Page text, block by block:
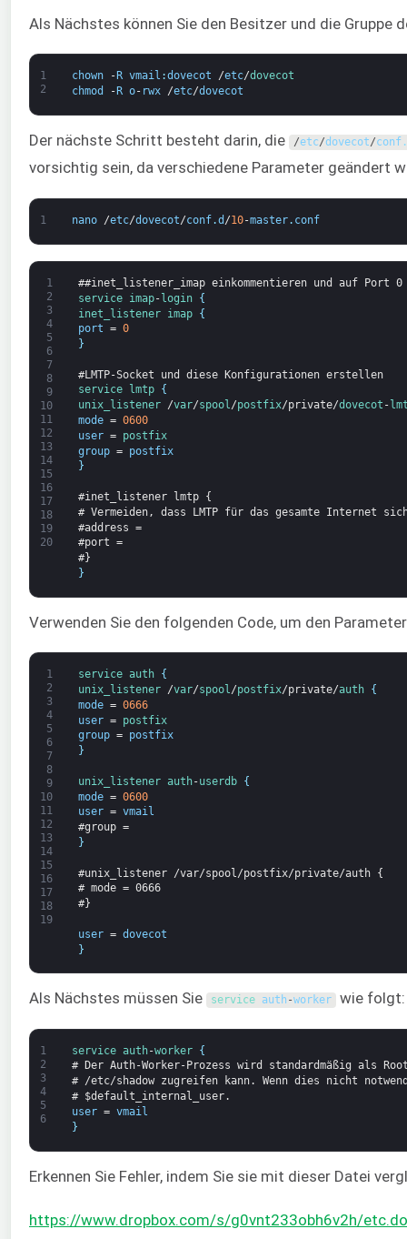
Als Nächstes können Sie den Besitzer und die
1
2
chown - R vmail :dovecot /etc/dovecot
chmod
- R o- rwx /etc/dovecot
Der nächste Schritt besteht darin, die /etc/dovecot/conf.
vorsichtig sein, da verschiedene Parameter geändert
1 nano /etc/dovecot/conf.d /10-master. conf
1
2
3
4
5
6
7
8
9
10
11
12
13
14
15
16
17
18
19
20
##inet_listener_imap einkommentieren und auf Port 0
service
imap-login
{
inet_listener
imap
{
port = 0
}
#LMTP-Socket und diese Konfigurationen erstellen
service
lmtp
{
unix_listener
/var/spool/postfix/private/dovecot -
mode = 0600
user =
postfix
group =
postfix
}
#inet_listener lmtp {
# Vermeiden, dass LMTP für das gesamte Internet
#address =
#port =
#}
}
Verwenden Sie den folgenden Code, um den
1
2
3
4
5
6
7
8
9
10
11
12
13
14
15
16
17
18
19
service auth
{
unix_listener
/var/spool/postfix/private/auth
{
mode = 0666
user =
postfix
group =
postfix
}
unix_listener auth-userdb
{
mode = 0600
user = vmail
#group =
}
#unix_listener /var/spool/postfix/private/auth {
# mode = 0666
#}
user = dovecot
}
Als Nächstes müssen Sie service auth -worker wie folgt:
1
2
3
4
5
6
service auth-worker
{
# Der Auth-Worker-Prozess wird standardmäßig als
# /etc/shadow zugreifen kann. Wenn dies nicht
# $default_internal_user.
user = vmail
}
Erkennen Sie Fehler, indem Sie sie mit dieser Datei
https://www.dropbox.com/s/g0vnt233obh6v2h/